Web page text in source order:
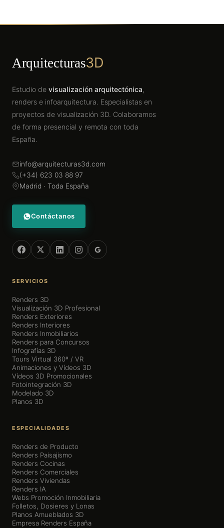
Arquitecturas3D
Estudio de visualización arquitectónica,
renders e infoarquitectura. Especialistas en
proyectos de visualización 3D. Colaboramos
de forma presencial y remota con toda
España.
info@arquitecturas3d.com
(+34) 623 03 88 97
Madrid · Toda España
Contáctanos
SERVICIOS
Renders 3D
Visualización 3D Profesional
Renders Exteriores
Renders Interiores
Renders Inmobiliarios
Renders para Concursos
Infografías 3D
Tours Virtual 360º / VR
Animaciones y Vídeos 3D
Vídeos 3D Promocionales
Fotointegración 3D
Modelado 3D
Planos 3D
ESPECIALIDADES
Renders de Producto
Renders Paisajismo
Renders Cocinas
Renders Comerciales
Renders Viviendas
Renders IA
Webs Promoción Inmobiliaria
Folletos, Dosieres y Lonas
Planos Amueblados 3D
Empresa Renders España